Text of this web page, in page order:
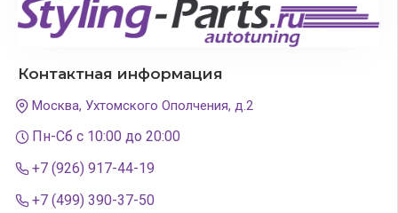
Контактная информация
Москва, Ухтомского Ополчения, д.2
Пн-Сб с 10:00 до 20:00
+7 (926) 917-44-19
+7 (499) 390-37-50